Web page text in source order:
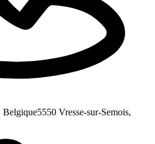
Belgique5550 Vresse-sur-Semois,